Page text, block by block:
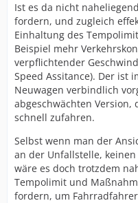
Ist es da nicht
fordern, und zugleich
Einhaltung des
Beispiel mehr
verpflichtender
Speed Assitance). Der ist
Neuwagen verbindlich
abgeschwächten Version,
schnell zufahren.
Selbst wenn man der
an der Unfallstelle,
wäre es doch trotzdem
Tempolimit und
fordern, um